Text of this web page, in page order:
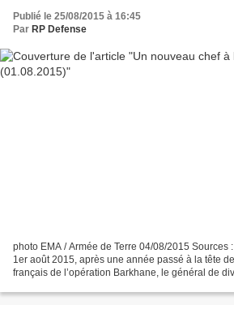
Publié le 25/08/2015 à 16:45
Par RP Defense
photo EMA / Armée de Terre 04/08/2015 Sources
1er août 2015, après une année passé à la tête
français de l’opération Barkhane, le général de